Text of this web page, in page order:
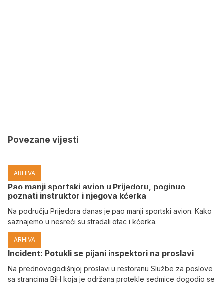
Povezane vijesti
ARHIVA
Pao manji sportski avion u Prijedoru, poginuo
poznati instruktor i njegova kćerka
Na području Prijedora danas je pao manji sportski avion. Kako
saznajemo u nesreći su stradali otac i kćerka.
ARHIVA
Incident: Potukli se pijani inspektori na proslavi
Na prednovogodišnjoj proslavi u restoranu Službe za poslove
sa strancima BiH koja je održana protekle sedmice dogodio se